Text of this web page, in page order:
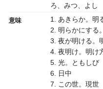
ろ、みつ、よし
意味
1. あきらか。明
2. 明らかにする
3. 夜が明ける。
4. 夜明け。明け
5. 光。ともしび
6. 日中
7. この世。現世